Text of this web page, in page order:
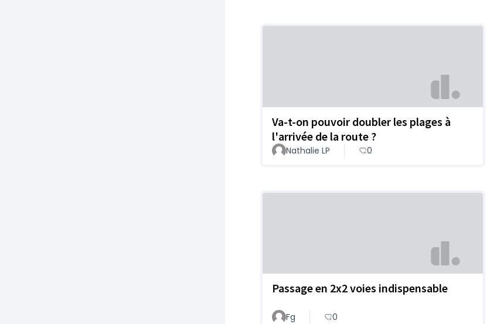
Va-t-on pouvoir doubler les plages à
l'arrivée de la route ?
Nathalie LP 0
Passage en 2x2 voies indispensable
Fg 0